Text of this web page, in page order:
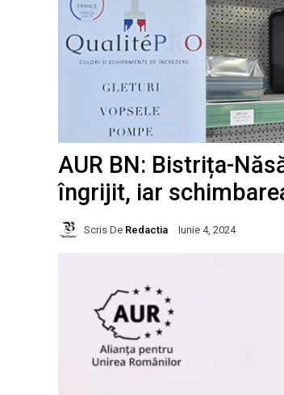
AUR BN: Bistrița-
îngrijit, iar
Scris De Redactia Iunie 4, 2024